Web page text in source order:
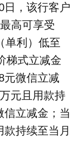
日，该行客户
高可享受
单利）低至
梯式立减金
元微信立减
元且用款持
立减金；当
持续至当月